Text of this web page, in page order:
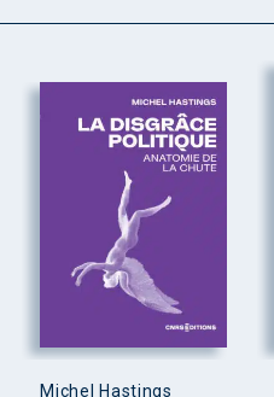
Michel Hastings